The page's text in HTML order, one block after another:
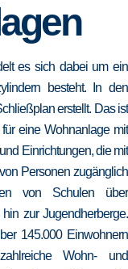
es sich dabei um ein
besteht. In den
erstellt. Das ist
eine Wohnanlage mit
Einrichtungen, die mit
Personen zugänglich
von Schulen über
zur Jugendherberge.
145.000 Einwohnern
Wohn- und